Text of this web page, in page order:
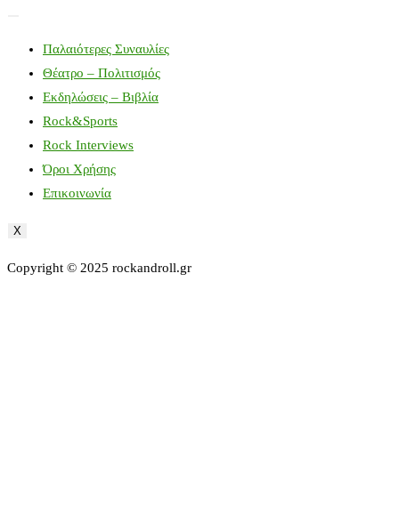
Παλαιότερες Συναυλίες
Θέατρο – Πολιτισμός
Εκδηλώσεις – Βιβλία
Rock&Sports
Rock Interviews
Όροι Χρήσης
Επικοινωνία
X
Copyright © 2025 rockandroll.gr